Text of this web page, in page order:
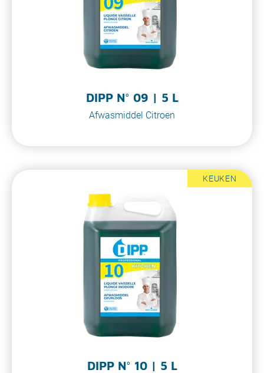
DIPP N° 09 | 5 L
Afwasmiddel Citroen
KEUKEN
DIPP N° 10 | 5 L